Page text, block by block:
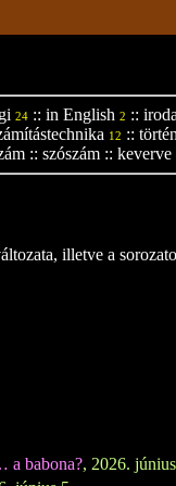
24:: in English 2 ::
12 ::
:: szószám :: keverve
illetve a
a babona?, 2026.